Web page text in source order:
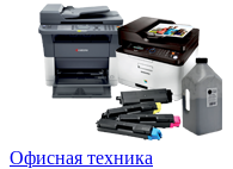
Офисная техника